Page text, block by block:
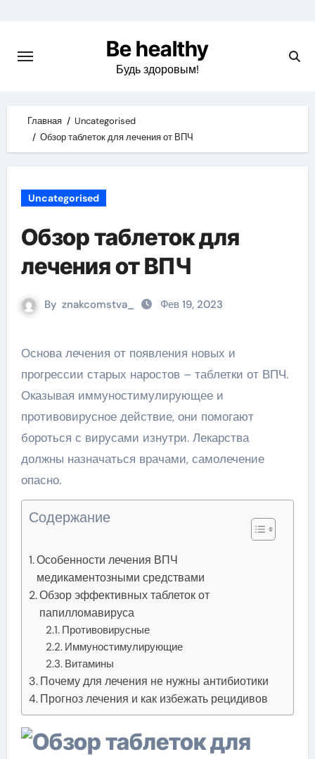
content
Be healthy
Будь здоровым!
Главная
Uncategorised
Обзор таблеток для лечения от ВПЧ
Uncategorised
Обзор таблеток для
лечения от ВПЧ
By znakcomstva_ Фев 19, 2023
Основа лечения от появления новых и
прогрессии старых наростов – таблетки от ВПЧ.
Оказывая иммуностимулирующее и
противовирусное действие, они помогают
бороться с вирусами изнутри. Лекарства
должны назначаться врачами, самолечение
опасно.
Содержание
Особенности лечения ВПЧ
медикаментозными средствами
Обзор эффективных таблеток от
папилломавируса
Противовирусные
Иммуностимулирующие
Витамины
Почему для лечения не нужны антибиотики
Прогноз лечения и как избежать рецидивов